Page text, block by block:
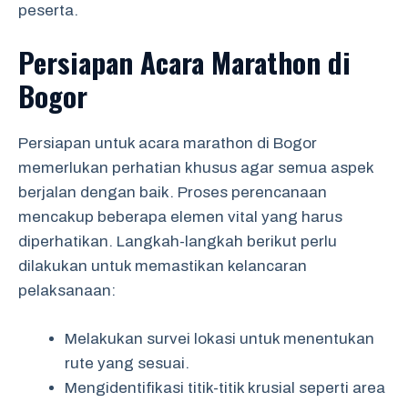
peserta.
Persiapan Acara Marathon di
Bogor
Persiapan untuk acara marathon di Bogor
memerlukan perhatian khusus agar semua aspek
berjalan dengan baik. Proses perencanaan
mencakup beberapa elemen vital yang harus
diperhatikan. Langkah-langkah berikut perlu
dilakukan untuk memastikan kelancaran
pelaksanaan:
Melakukan survei lokasi untuk menentukan
rute yang sesuai.
Mengidentifikasi titik-titik krusial seperti area